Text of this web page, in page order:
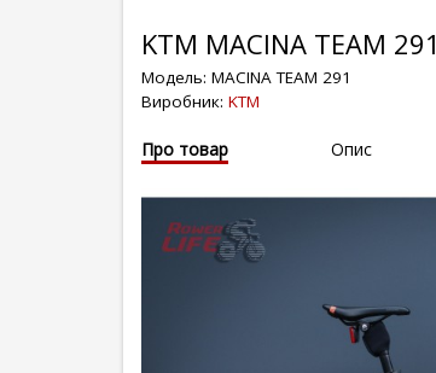
KTM MACINA TEAM 291
Модель: MACINA TEAM 291
Виробник: KTM
Про товар Опис